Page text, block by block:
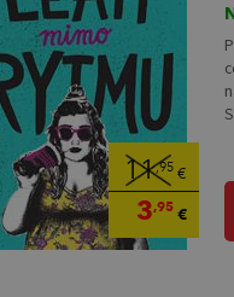
11,95€
3,95€